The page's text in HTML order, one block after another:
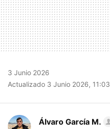
3 Junio 2026
Actualizado 3 Junio 2026, 11:03
Álvaro García M.